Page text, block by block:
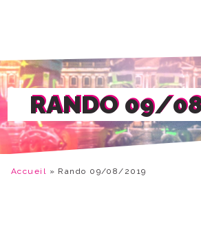
RANDO 09/
Accueil » Rando 09/08/2019